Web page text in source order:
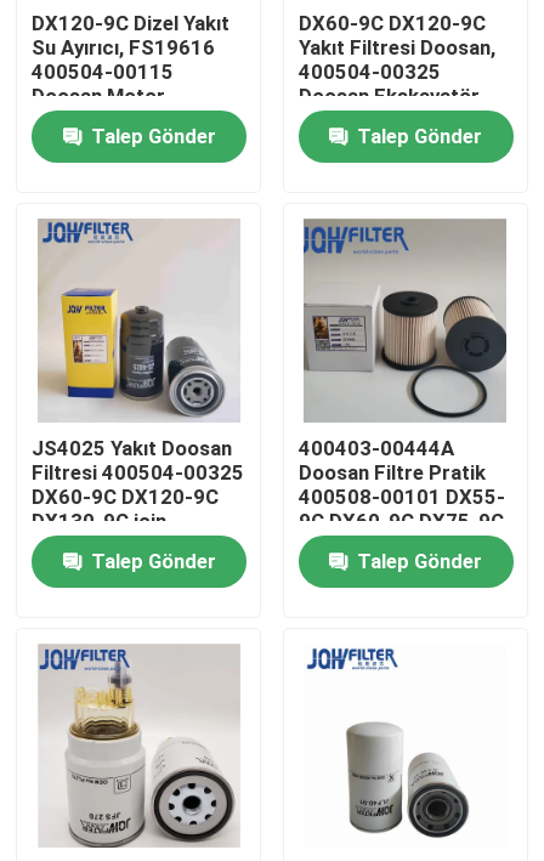
Evde
Ürün
Videolar
Bizim Hakkımızda
Fabrika turu
Kalite Kontrolü
Haberler
Bir İndirim İste
Ekskavatör Hava Filtresi
DX120-9C Dizel Yakıt
Su Ayırıcı, FS19616
400504-00115
Doosan Motor
Parçaları
Talep Gönder
DX60-9C DX120-9C
Yakıt Filtresi Doosan,
400504-00325
Doosan Ekskavatör
Parçaları
Talep Gönder
JS4025 Yakıt Doosan
Filtresi 400504-00325
DX60-9C DX120-9C
DX130-9C için
Talep Gönder
400403-00444A
Doosan Filtre Pratik
400508-00101 DX55-
9C DX60-9C DX75-9C
için
Talep Gönder